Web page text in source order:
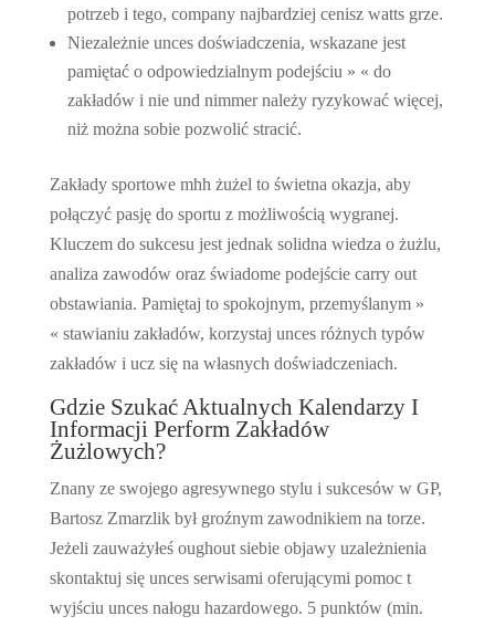
potrzeb i tego, company najbardziej cenisz watts grze.
Niezależnie unces doświadczenia, wskazane jest
pamiętać o odpowiedzialnym podejściu » « do
zakładów i nie und nimmer należy ryzykować więcej,
niż można sobie pozwolić stracić.
Zakłady sportowe mhh żużel to świetna okazja, aby
połączyć pasję do sportu z możliwością wygranej.
Kluczem do sukcesu jest jednak solidna wiedza o żużlu,
analiza zawodów oraz świadome podejście carry out
obstawiania. Pamiętaj to spokojnym, przemyślanym »
« stawianiu zakładów, korzystaj unces różnych typów
zakładów i ucz się na własnych doświadczeniach.
Gdzie Szukać Aktualnych Kalendarzy I
Informacji Perform Zakładów
Żużlowych?
Znany ze swojego agresywnego stylu i sukcesów w GP,
Bartosz Zmarzlik był groźnym zawodnikiem na torze.
Jeżeli zauważyłeś oughout siebie objawy uzależnienia
skontaktuj się unces serwisami oferującymi pomoc t
wyjściu unces nałogu hazardowego. 5 punktów (min.